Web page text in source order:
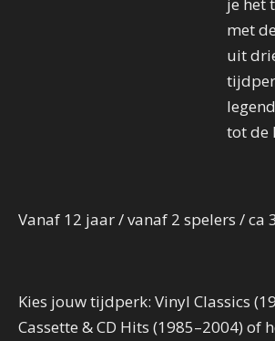
je het
met
uit
tot de
Vanaf 12 jaar / vanaf 2 spelers / ca
Kies jouw tijdperk: Vinyl Classics
Cassette & CD Hits (1985–2004) of